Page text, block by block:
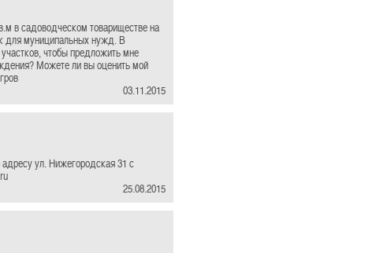
в садоводческом товариществе на
для муниципальных нужд. В
чтобы предложить мне
Можете ли вы оценить мой
03.11.2015
адресу ул. Нижегородская 31 с
25.08.2015